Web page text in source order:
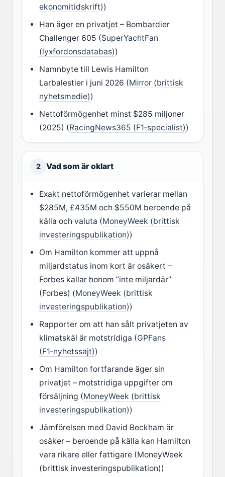
ekonomitidskrift))
Han äger en privatjet – Bombardier
Challenger 605 (SuperYachtFan
(lyxfordonsdatabas))
Namnbyte till Lewis Hamilton
Larbalestier i juni 2026 (Mirror (brittisk
nyhetsmedie))
Nettoförmögenhet minst $285 miljoner
(2025) (RacingNews365 (F1‑specialist))
2 Vad som är oklart
Exakt nettoförmögenhet varierar mellan
$285M, £435M och $550M beroende på
källa och valuta (MoneyWeek (brittisk
investeringspublikation))
Om Hamilton kommer att uppnå
miljardstatus inom kort är osäkert –
Forbes kallar honom ”inte miljardär”
(Forbes) (MoneyWeek (brittisk
investeringspublikation))
Rapporter om att han sålt privatjeten av
klimatskäl är motstridiga (GPFans
(F1‑nyhetssajt))
Om Hamilton fortfarande äger sin
privatjet – motstridiga uppgifter om
försäljning (MoneyWeek (brittisk
investeringspublikation))
Jämförelsen med David Beckham är
osäker – beroende på källa kan Hamilton
vara rikare eller fattigare (MoneyWeek
(brittisk investeringspublikation))